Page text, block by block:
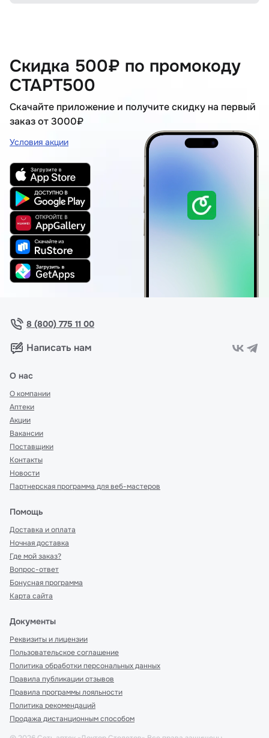
Скидка 500₽ по промокоду
СТАРТ500
Скачайте приложение и получите скидку на первый
заказ от 3000₽
Условия акции
8 (800) 775 11 00
Написать нам
О нас
О компании
Аптеки
Акции
Вакансии
Поставщики
Контакты
Новости
Партнерская программа для веб-мастеров
Помощь
Доставка и оплата
Ночная доставка
Где мой заказ?
Вопрос-ответ
Бонусная программа
Карта сайта
Документы
Реквизиты и лицензии
Пользовательское соглашение
Политика обработки персональных данных
Правила публикации отзывов
Правила программы лояльности
Политика рекомендаций
Продажа дистанционным способом